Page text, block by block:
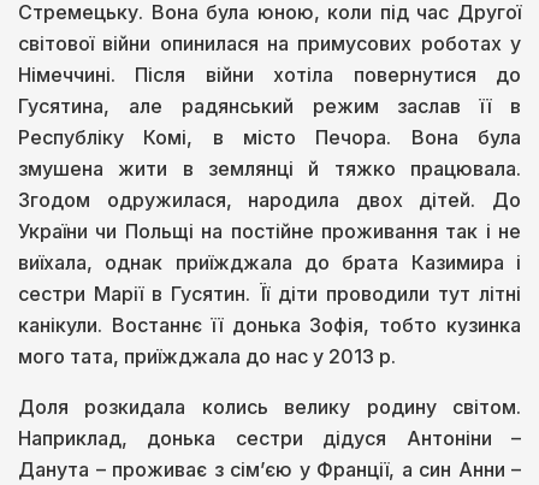
Стремецьку. Вона була юною, коли під час Другої
світової війни опинилася на примусових роботах у
Німеччині. Після війни хотіла повернутися до
Гусятина, але радянський режим заслав її в
Республіку Комі, в місто Печора. Вона була
змушена жити в землянці й тяжко працювала.
Згодом одружилася, народила двох дітей. До
України чи Польщі на постійне проживання так і не
виїхала, однак приїжджала до брата Казимира і
сестри Марії в Гусятин. Її діти проводили тут літні
канікули. Востаннє її донька Зофія, тобто кузинка
мого тата, приїжджала до нас у 2013 р.
Доля розкидала колись велику родину світом.
Наприклад, донька сестри дідуся Антоніни –
Данута – проживає з сім’єю у Франції, а син Анни –